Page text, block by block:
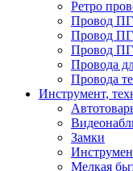
Ретро
Провод
Провод
Провод
Провода
Провода
Инструмент,
Замки
Мелкая